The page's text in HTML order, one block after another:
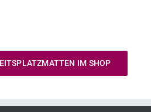
IM SHOP